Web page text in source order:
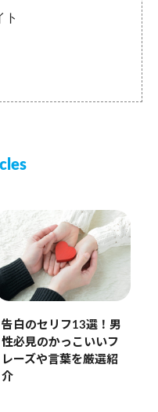
ト
告白のセリフ13選！男
性必見のかっこいいフ
レーズや言葉を厳選紹
介